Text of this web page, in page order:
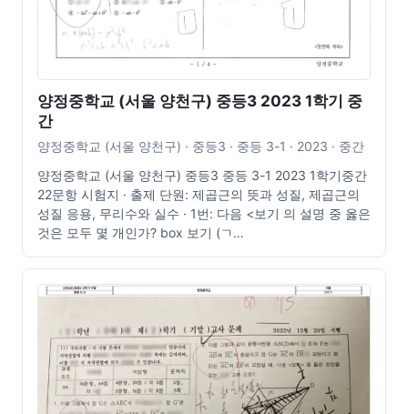
양정중학교 (서울 양천구) 중등3 2023 1학기 중
간
양정중학교 (서울 양천구) · 중등3 · 중등 3-1 · 2023 · 중간
양정중학교 (서울 양천구) 중등3 중등 3-1 2023 1학기중간
22문항 시험지 · 출제 단원: 제곱근의 뜻과 성질, 제곱근의
성질 응용, 무리수와 실수 · 1번: 다음 <보기 의 설명 중 옳은
것은 모두 몇 개인가? box 보기 (ㄱ…